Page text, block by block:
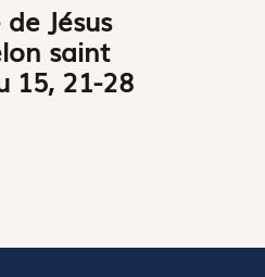
Jésus
saint
15, 21-28